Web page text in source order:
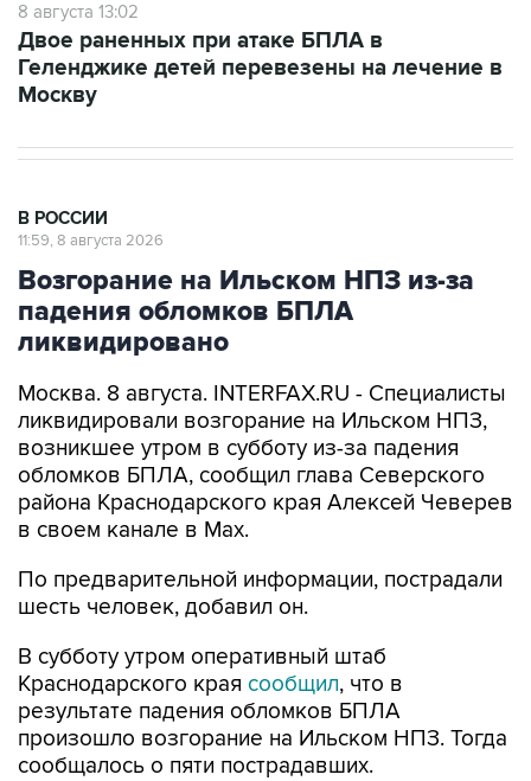
8 августа 13:02
Двое раненных при атаке БПЛА в
Геленджике детей перевезены на лечение в
Москву
В РОССИИ
11:59, 8 августа 2026
Возгорание на Ильском НПЗ из-за
падения обломков БПЛА
ликвидировано
Москва. 8 августа. INTERFAX.RU - Специалисты
ликвидировали возгорание на Ильском НПЗ,
возникшее утром в субботу из-за падения
обломков БПЛА, сообщил глава Северского
района Краснодарского края Алексей Чеверев
в своем канале в Max.
По предварительной информации, пострадали
шесть человек, добавил он.
В субботу утром оперативный штаб
Краснодарского края сообщил, что в
результате падения обломков БПЛА
произошло возгорание на Ильском НПЗ. Тогда
сообщалось о пяти пострадавших.